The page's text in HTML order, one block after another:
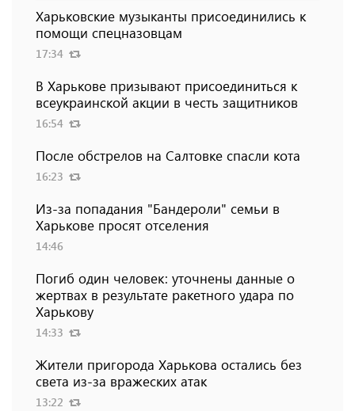
Харьковские музыканты присоединились к
помощи спецназовцам
17:34
В Харькове призывают присоединиться к
всеукраинской акции в честь защитников
16:54
После обстрелов на Салтовке спасли кота
16:23
Из-за попадания "Бандероли" семьи в
Харькове просят отселения
14:46
Погиб один человек: уточнены данные о
жертвах в результате ракетного удара по
Харькову
14:33
Жители пригорода Харькова остались без
света из-за вражеских атак
13:22